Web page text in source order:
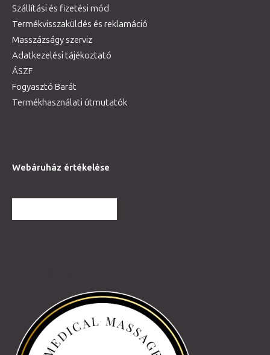
Szállítási és fizetési mód
Termékvisszaküldés és reklamáció
Masszázságy szerviz
Adatkezelési tájékoztató
ÁSZF
Fogyasztó Barát
Termékhasználati útmutatók
Webáruház értékelése